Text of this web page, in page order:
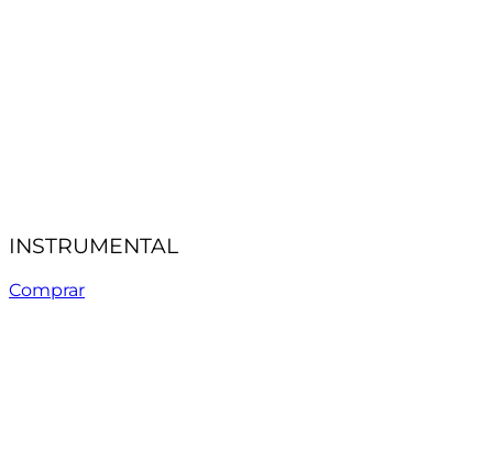
INSTRUMENTAL
Comprar